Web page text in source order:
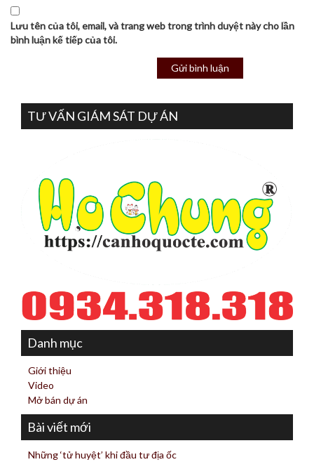
Lưu tên của tôi, email, và trang web trong trình duyệt này cho lần
bình luận kế tiếp của tôi.
TƯ VẤN GIÁM SÁT DỰ ÁN
Danh mục
Giới thiệu
Video
Mở bán dự án
Bài viết mới
Những ‘tử huyệt’ khi đầu tư địa ốc